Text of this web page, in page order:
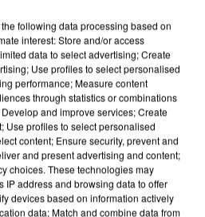
following data processing based on
interest: Store and/or access
data to select advertising; Create
Use profiles to select personalised
performance; Measure content
through statistics or combinations
and improve services; Create
Use profiles to select personalised
content; Ensure security, prevent and
and present advertising and content;
choices. These technologies may
IP address and browsing data to offer
devices based on information actively
data; Match and combine data from